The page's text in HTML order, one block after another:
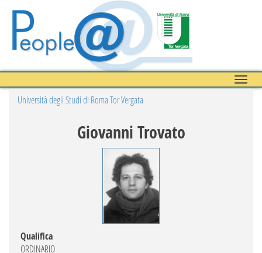
Toggle
Università degli Studi di Roma Tor Vergata
Giovanni Trovato
Qualifica
ORDINARIO